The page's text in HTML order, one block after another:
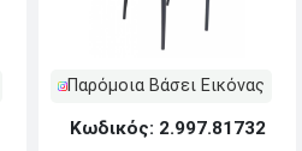
Παρόμοια Βάσει Εικόνας
Κωδικός: 2.997.81732